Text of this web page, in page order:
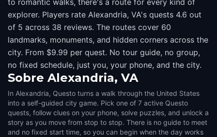
to romantic walks, there's a route for every kind of
explorer. Players rate Alexandria, VA's quests 4.6 out
of 5 across 38 reviews. The routes cover 60
landmarks, monuments, and hidden corners across the
city. From $9.99 per quest. No tour guide, no group,
no fixed schedule, just you, your phone, and the city.
Sobre Alexandria, VA
In Alexandria, Questo turns a walk through the United States
into a self-guided city game. Pick one of 7 active Questo
quests, follow clues on your phone, solve puzzles, and unlock a
story as you move from stop to stop. There is no guide to meet
and no fixed start time, so you can begin when the day works